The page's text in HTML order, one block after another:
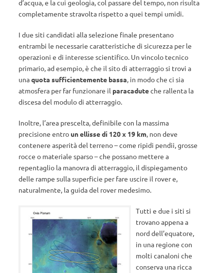
d’acqua, e la cui geologia, col passare del tempo, non risulta
completamente stravolta rispetto a quei tempi umidi.
I due siti candidati alla selezione finale presentano
entrambi le necessarie caratteristiche di sicurezza per le
operazioni e di interesse scientifico. Un vincolo tecnico
primario, ad esempio, è che il sito di atterraggio si trovi a
unaquota sufficientemente bassa, in modo che ci sia
atmosfera per far funzionare il paracaduteche rallenta la
discesa del modulo di atterraggio.
Inoltre, l’area prescelta, definibile con la massima
precisione entro un ellisse di 120 x 19 km, non deve
contenere asperità del terreno – come ripidi pendii, grosse
rocce o materiale sparso – che possano mettere a
repentaglio la manovra di atterraggio, il dispiegamento
delle rampe sulla superficie per fare uscire il rover e,
naturalmente, la guida del rover medesimo.
Tutti e due i siti si
trovano appena a
nord dell’equatore,
in una regione con
molti canaloni che
conserva una ricca